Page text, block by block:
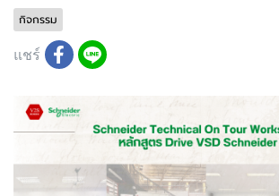
กิจกรรม
แชร์